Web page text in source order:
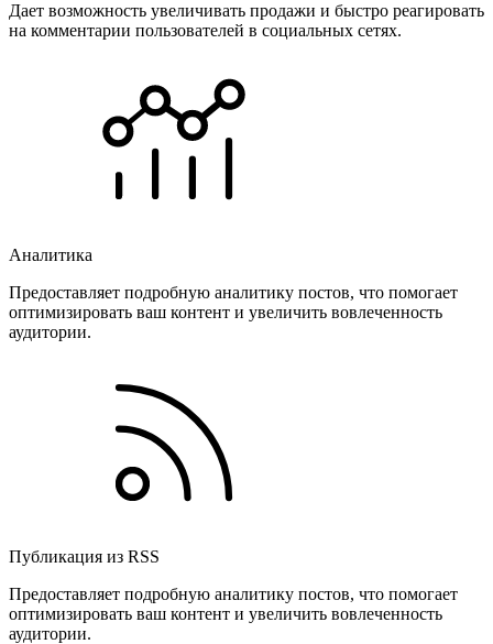
Дает возможность увеличивать продажи и быстро реагировать
на комментарии пользователей в социальных сетях.
Аналитика
Предоставляет подробную аналитику постов, что помогает
оптимизировать ваш контент и увеличить вовлеченность
аудитории.
Публикация из RSS
Предоставляет подробную аналитику постов, что помогает
оптимизировать ваш контент и увеличить вовлеченность
аудитории.